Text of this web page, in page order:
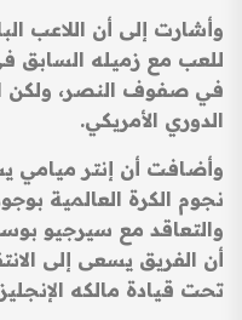
للعب مع زميله السابق
في صفوف النصر، ولكن
الدوري الأمريكي.
وأضافت أن إنتر
نجوم الكرة العالمية
والتعاقد مع سيرجيو
أن الفريق يسعى إلى
تحت قيادة مالكه